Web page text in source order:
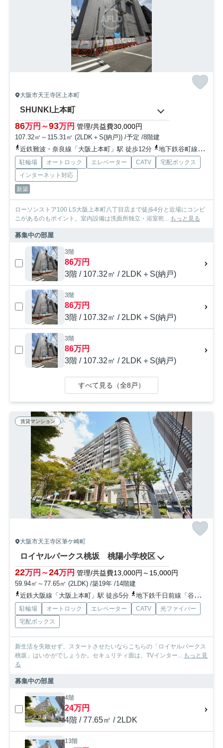
大阪市天王寺区上本町
SHUNKI上本町
86万円～93万円 管理/共益費30,000円
107.32㎡～115.31㎡ (2LDK＋S(納戸)) /予定 /8階建
近鉄難波・奈良線「大阪上本町」駅 徒歩12分
地下鉄谷町線「谷町九丁目」駅 徒歩15分
駐輪場 オートロック エレベーター CATV
宅配ボックス
インターネット対応
新築
ローソンストア100 LS大阪上本町八丁目店まで徒歩4分と近場にコンビ
ニがあるのもポイント。室内設備は洗面所独立・浴室乾... もっと見る
募集中の部屋
3階
86万円
3階 / 107.32㎡ / 2LDK＋S(納戸)
3階
86万円
3階 / 107.32㎡ / 2LDK＋S(納戸)
3階
86万円
3階 / 107.32㎡ / 2LDK＋S(納戸)
すべて見る（全8戸）
賃貸マンション
大阪市天王寺区筆ケ崎町
ロイヤルパークス桃坂 桃陽小学校区
22万円～24万円 管理/共益費13,000円～15,000円
59.94㎡～77.65㎡ (2LDK) /築19年 /14階建
近鉄大阪線「大阪上本町」駅 徒歩5分
地下鉄千日前線「谷町九丁目」駅 徒歩7分
駐輪場 オートロック エレベーター CATV
光ファイバー
宅配ボックス
新生活を失敗せず、スタートさせたいならこちらの「ロイヤルパークス
桃坂」はいかがでしょうか。セキュリティ面は、TVインター... もっと見
る
募集中の部屋
4階
24万円
4階 / 77.65㎡ / 2LDK
13階